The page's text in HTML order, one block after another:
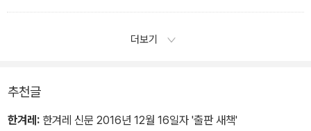
의 느낌을 가져본 적이 없다. 그리고 앞으로도 없을 것임을 안다. 왜냐
하면 이제는 알기 때문이다. 완전함과 충만함이란 아이러니하게도 미
더보기
추천글
한겨레: 한겨레 신문 2016년 12월 16일자 '출판 새책'